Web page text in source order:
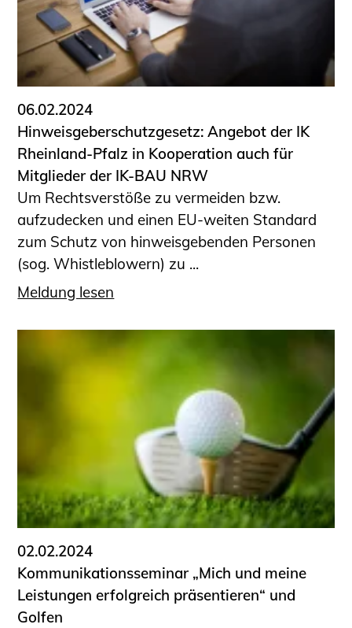
06.02.2024
Hinweisgeberschutzgesetz: Angebot der IK
Rheinland-Pfalz in Kooperation auch für
Mitglieder der IK-BAU NRW
Um Rechtsverstöße zu vermeiden bzw.
aufzudecken und einen EU-weiten Standard
zum Schutz von hinweisgebenden Personen
(sog. Whistleblowern) zu ...
Meldung lesen
02.02.2024
Kommunikationsseminar „Mich und meine
Leistungen erfolgreich präsentieren“ und
Golfen